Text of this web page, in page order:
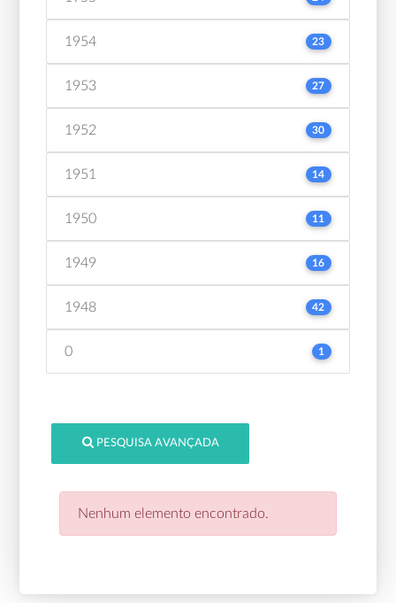
1954 23
1953 27
1952 30
1951 14
1950 11
1949 16
1948 42
0 1
PESQUISA AVANÇADA
Nenhum elemento encontrado.